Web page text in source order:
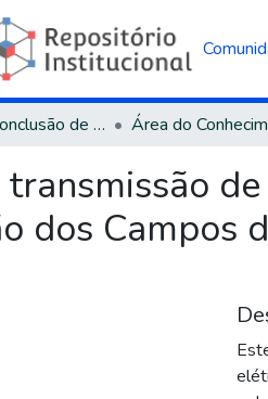
Trabalhos de Conclusão de Curso
dos Campos